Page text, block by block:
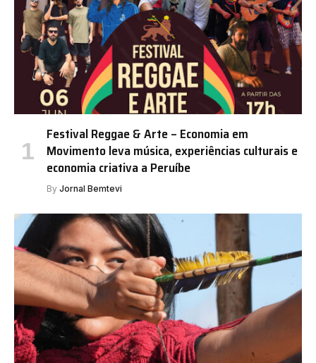
Festival Reggae & Arte – Economia em
Movimento leva música, experiências culturais e
economia criativa a Peruíbe
By Jornal Bemtevi